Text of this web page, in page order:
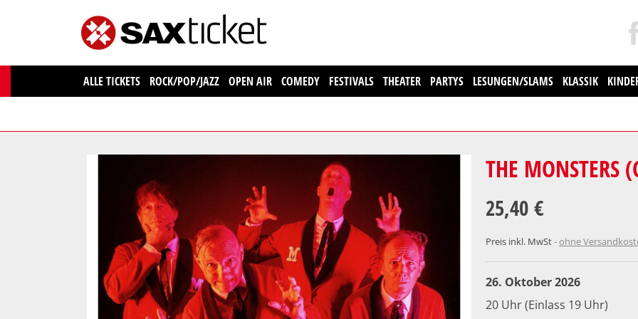
ALLE TICKETS ROCK/POP/JAZZ OPEN AIR COMEDY FESTIVALS THEATER PARTYS LESUNGEN/SLAMS KLASSIK
THE MONSTERS
25,40 €
Preis inkl. MwSt ohne
26. Oktober 2026
20 Uhr (Einlass 19 Uhr)